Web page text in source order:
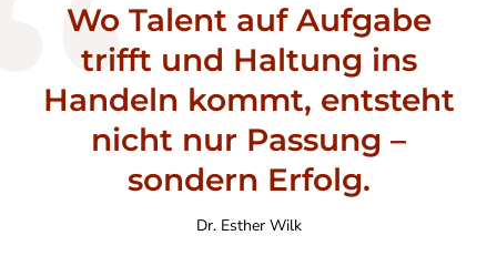
Wo Talent auf Aufgabe
trifft und Haltung ins
Handeln kommt, entsteht
nicht nur Passung –
sondern Erfolg.
Dr. Esther Wilk